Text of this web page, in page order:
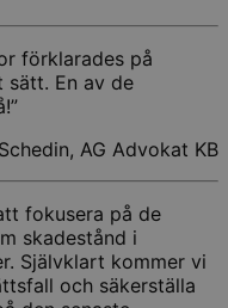
förklarades på
sätt. En av de
AG Advokat KB
fokusera på de
skadestånd i
Självklart kommer vi
och säkerställa